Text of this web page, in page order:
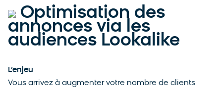
Optimisation des
annonces via les
audiences Lookalike
L’enjeu
Vous arrivez à augmenter votre nombre de clients